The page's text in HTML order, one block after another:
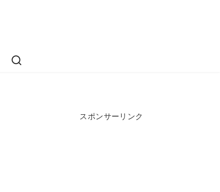
スポンサーリンク